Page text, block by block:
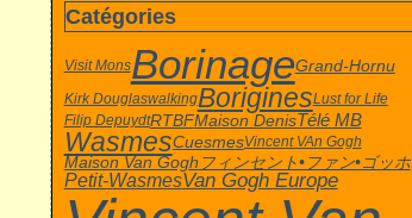
Catégories
Visit MonsBorinageGrand-Hornu
Kirk DouglaswalkingBoriginesLust for Life
Filip DepuydtRTBFMaison DenisTélé MB
WasmesCuesmesVincent VAn Gogh
Maison Van Gogh フィンセント•ファン•ゴッホ
Petit-WasmesVan Gogh Europe